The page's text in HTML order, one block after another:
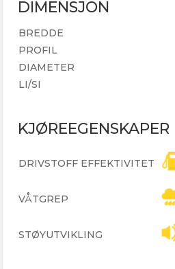
DIMENSJON
BREDDE
PROFIL
DIAMETER
LI/SI
KJØREEGENSKAPER
DRIVSTOFF EFFEKTIVITET
VÅTGREP
STØYUTVIKLING